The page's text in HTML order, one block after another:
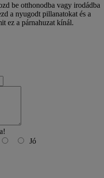
be otthonodba vagy irodádba
a nyugodt pillanatokat és a
ez a párnahuzat kínál.
Jó